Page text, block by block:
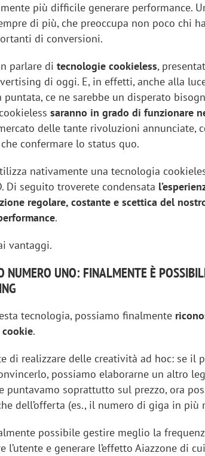
più difficile generare performance.
di più, che preoccupa non poco chi
di conversioni.
parlare ditecnologie cookieless,
di oggi. E, in effetti, anche alla
puntata, ce ne sarebbe un disperato
saranno in grado di funzionare
delle tante rivoluzioni annunciate,
confermare lo status quo.
nativamente una tecnologia
Di seguito troverete condensata
regolare, costante e scettica del
.
vantaggi.
NUMERO UNO: FINALMENTE È
tecnologia, possiamo finalmente
.
di realizzare delle creatività ad hoc: se il
possiamo elaborarne un altro
puntavamo soprattutto sul prezzo, ora
dell’offerta (es., il numero di giga in più
possibile gestire meglio la
l’utente e generare l’effetto Aiazzone di